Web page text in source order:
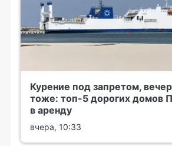
Курение под запретом,
тоже: топ-5 дорогих домов
в аренду
вчера, 10:33